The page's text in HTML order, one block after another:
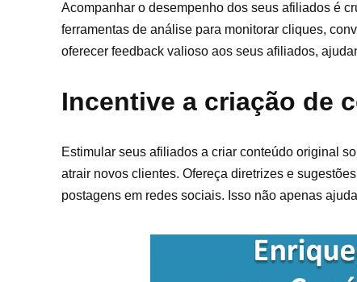
Acompanhar o desempenho dos seus afiliados é
ferramentas de análise para monitorar cliques,
oferecer feedback valioso aos seus afiliados,
Incentive a criação de
Estimular seus afiliados a criar conteúdo original
atrair novos clientes. Ofereça diretrizes e
postagens em redes sociais. Isso não apenas